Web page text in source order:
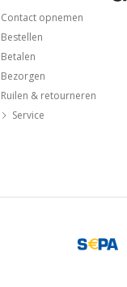
Contact opnemen
Bestellen
Betalen
Bezorgen
Ruilen & retourneren
Service